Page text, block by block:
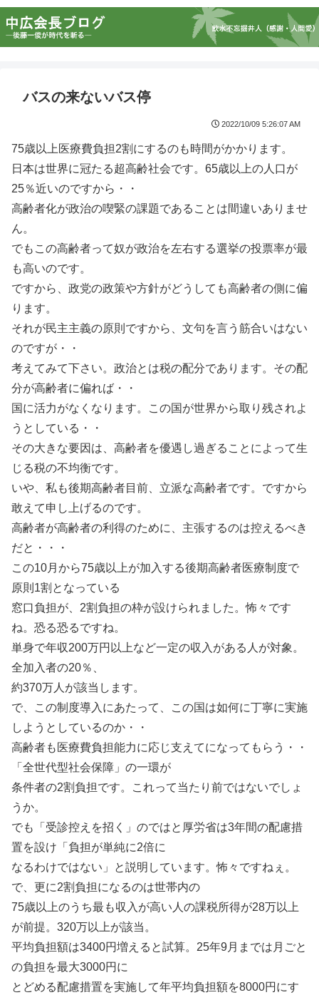
バスの来ないバス停
2022/10/09 5:26:07 AM
75歳以上医療費負担2割にするのも時間がかかります。
日本は世界に冠たる超高齢社会です。65歳以上の人口が
25％近いのですから・・
高齢者化が政治の喫緊の課題であることは間違いありませ
ん。
でもこの高齢者って奴が政治を左右する選挙の投票率が最
も高いのです。
ですから、政党の政策や方針がどうしても高齢者の側に偏
ります。
それが民主主義の原則ですから、文句を言う筋合いはない
のですが・・
考えてみて下さい。政治とは税の配分であります。その配
分が高齢者に偏れば・・
国に活力がなくなります。この国が世界から取り残されよ
うとしている・・
その大きな要因は、高齢者を優遇し過ぎることによって生
じる税の不均衡です。
いや、私も後期高齢者目前、立派な高齢者です。ですから
敢えて申し上げるのです。
高齢者が高齢者の利得のために、主張するのは控えるべき
だと・・・
この10月から75歳以上が加入する後期高齢者医療制度で
原則1割となっている
窓口負担が、2割負担の枠が設けられました。怖々です
ね。恐る恐るですね。
単身で年収200万円以上など一定の収入がある人が対象。
全加入者の20％、
約370万人が該当します。
で、この制度導入にあたって、この国は如何に丁寧に実施
しようとしているのか・・
高齢者も医療費負担能力に応じ支えてになってもらう・・
「全世代型社会保障」の一環が
条件者の2割負担です。これって当たり前ではないでしょ
うか。
でも「受診控えを招く」のではと厚労省は3年間の配慮措
置を設け「負担が単純に2倍に
なるわけではない」と説明しています。怖々ですねぇ。
で、更に2割負担になるのは世帯内の
75歳以上のうち最も収入が高い人の課税所得が28万以上
が前提。320万以上が該当。
平均負担額は3400円増えると試算。25年9月までは月ごと
の負担を最大3000円に
とどめる配慮措置を実施して年平均負担額を8000円にす